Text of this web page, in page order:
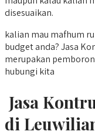
disesuaikan.
kalian mau mafhum
budget anda? Jasa
merupakan
hubungi kita
Jasa
di